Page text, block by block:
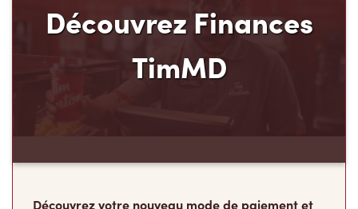
Découvrez Finances
TimMD
Découvrez votre nouveau mode de paiement et